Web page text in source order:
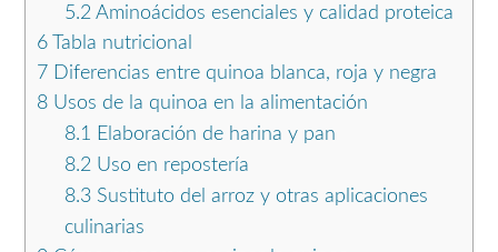
5.2Aminoácidos esenciales y calidad proteica
6 Tabla nutricional
7 Diferencias entre quinoa blanca, roja y negra
8 Usos de la quinoa en la alimentación
8.1 Elaboración de harina y pan
8.2Uso en repostería
8.3Sustituto del arroz y otras aplicaciones
culinarias